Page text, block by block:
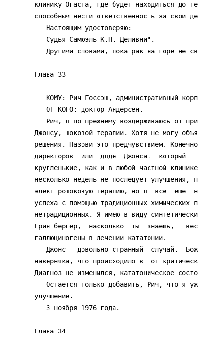
клинику Огаста, где будет находиться до
способным нести ответственность за свои
Глава 33
Джонсу, шоковой терапии. Хотя не могу
решения. Назови это предчувствием.
директоров  или  дяде  Джонса,  который
кругленькие, как и в любой частной
несколько недель не последует улучшения,
элект рошоковую терапию, но я  все  еще
успеха с помощью традиционных
нетрадиционных. Я имею в виду
Грин-бергер,  насколько  ты  знаешь,
галлюциногены в лечении кататонии.
наверняка, что происходило в тот
Диагноз не изменился, кататоническое
улучшение.
Глава 34